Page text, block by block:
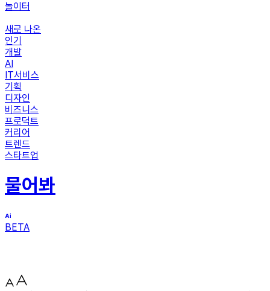
놀이터
새로 나온
인기
개발
AI
IT서비스
기획
디자인
비즈니스
프로덕트
커리어
트렌드
스타트업
물어봐
BETA